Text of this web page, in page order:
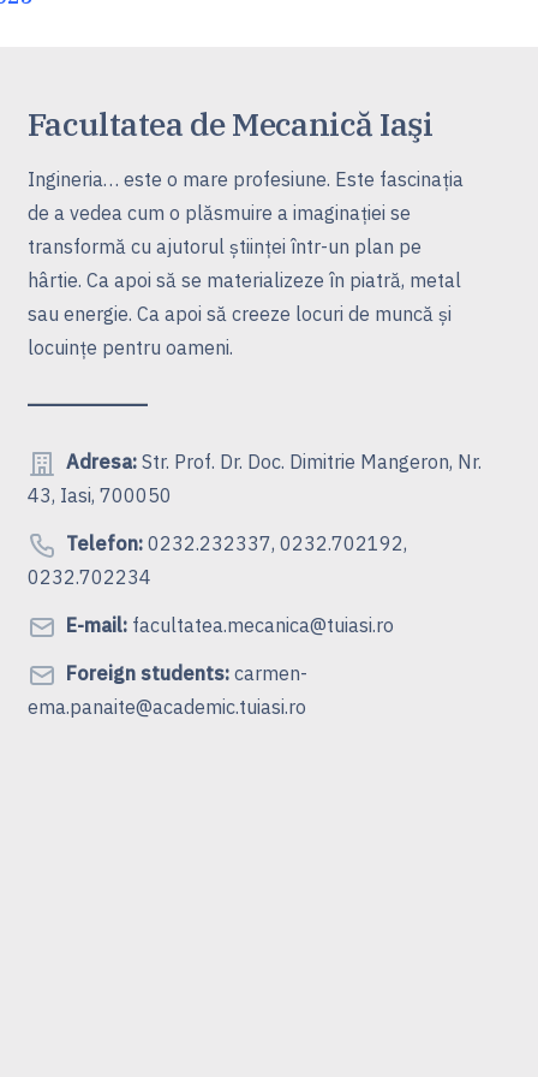
Facultatea de Mecanică Iaşi
Ingineria… este o mare profesiune. Este fascinaţia
de a vedea cum o plăsmuire a imaginaţiei se
transformă cu ajutorul ştiinţei într-un plan pe
hârtie. Ca apoi să se materializeze în piatră, metal
sau energie. Ca apoi să creeze locuri de muncă şi
locuinţe pentru oameni.
Adresa:Str. Prof. Dr. Doc. Dimitrie Mangeron, Nr.
43, Iasi, 700050
Telefon:0232.232337, 0232.702192,
0232.702234
E-mail:facultatea.mecanica@tuiasi.ro
Foreign students:carmen-
ema.panaite@academic.tuiasi.ro